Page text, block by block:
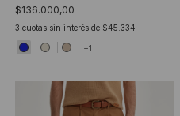
$136.000,00
3 cuotas sin interés de $45.334
+1